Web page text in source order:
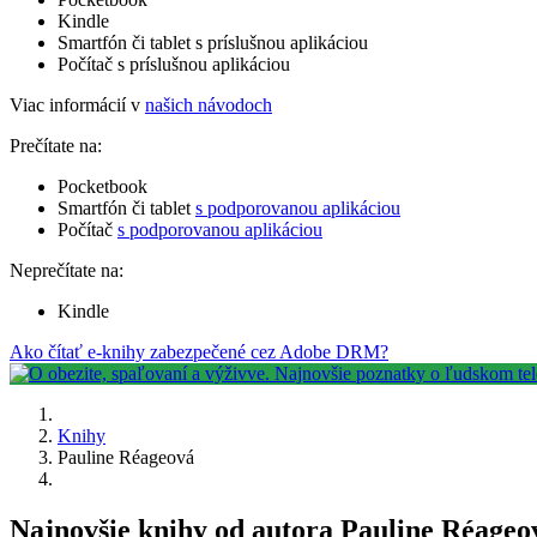
Kindle
Smartfón či tablet s príslušnou aplikáciou
Počítač s príslušnou aplikáciou
Viac informácií v našich návodoch
Prečítate na:
Pocketbook
Smartfón či tablet s podporovanou aplikáciou
Počítač s podporovanou aplikáciou
Neprečítate na:
Kindle
Ako čítať e-knihy zabezpečené cez Adobe DRM?
Knihy
Pauline Réageová
Najnovšie knihy od autora Pauline